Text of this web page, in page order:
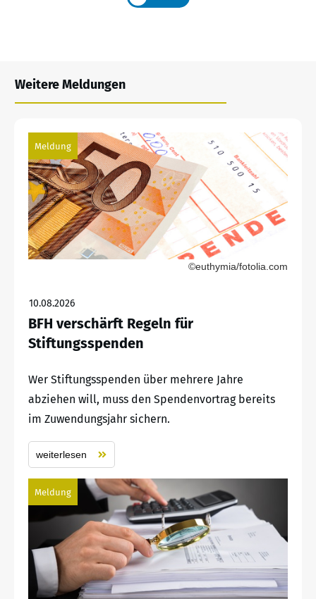
Weitere Meldungen
Meldung
©euthymia/fotolia.com
10.08.2026
BFH verschärft Regeln für
Stiftungsspenden
Wer Stiftungsspenden über mehrere Jahre
abziehen will, muss den Spendenvortrag bereits
im Zuwendungsjahr sichern.
weiterlesen
Meldung